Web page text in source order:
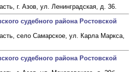
г. Азов, ул. Ленинградская, д. 36.
судебного района Ростовской
село Самарское, ул. Карла Маркса,
судебного района Ростовской